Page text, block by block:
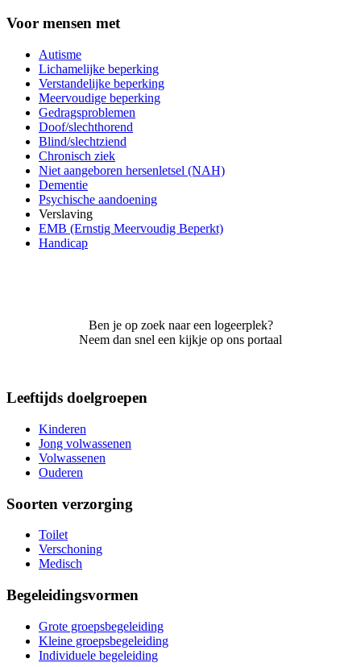
Voor mensen met
Autisme
Lichamelijke beperking
Verstandelijke beperking
Meervoudige beperking
Gedragsproblemen
Doof/slechthorend
Blind/slechtziend
Chronisch ziek
Niet aangeboren hersenletsel (NAH)
Dementie
Psychische aandoening
Verslaving
EMB (Ernstig Meervoudig Beperkt)
Handicap
Ben je op zoek naar een logeerplek?
Neem dan snel een kijkje op ons portaal
Leeftijds doelgroepen
Kinderen
Jong volwassenen
Volwassenen
Ouderen
Soorten verzorging
Toilet
Verschoning
Medisch
Begeleidingsvormen
Grote groepsbegeleiding
Kleine groepsbegeleiding
Individuele begeleiding